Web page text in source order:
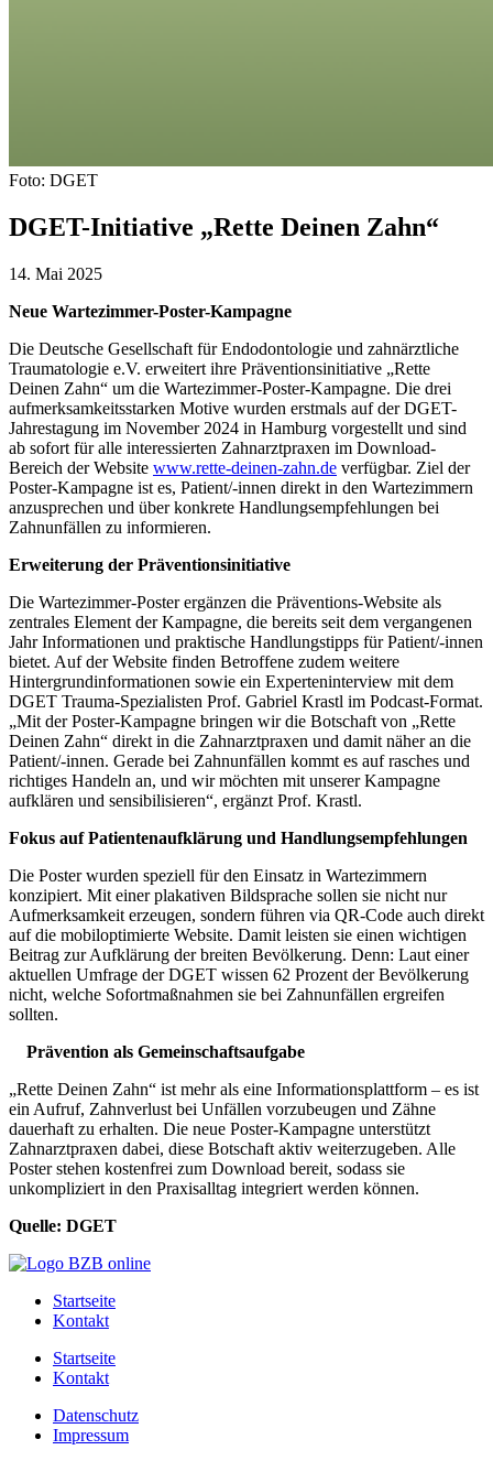
Foto: DGET
DGET-Initiative „Rette Deinen Zahn“
14. Mai 2025
Neue Wartezimmer-Poster-Kampagne
Die Deutsche Gesellschaft für Endodontologie und zahnärztliche
Traumatologie e.V. erweitert ihre Präventionsinitiative „Rette
Deinen Zahn“ um die Wartezimmer-Poster-Kampagne. Die drei
aufmerksamkeitsstarken Motive wurden erstmals auf der DGET-
Jahrestagung im November 2024 in Hamburg vorgestellt und sind
ab sofort für alle interessierten Zahnarztpraxen im Download-
Bereich der Website www.rette-deinen-zahn.de verfügbar. Ziel der
Poster-Kampagne ist es, Patient/-innen direkt in den Wartezimmern
anzusprechen und über konkrete Handlungsempfehlungen bei
Zahnunfällen zu informieren.
Erweiterung der Präventionsinitiative
Die Wartezimmer-Poster ergänzen die Präventions-Website als
zentrales Element der Kampagne, die bereits seit dem vergangenen
Jahr Informationen und praktische Handlungstipps für Patient/-innen
bietet. Auf der Website finden Betroffene zudem weitere
Hintergrundinformationen sowie ein Experteninterview mit dem
DGET Trauma-Spezialisten Prof. Gabriel Krastl im Podcast-Format.
„Mit der Poster-Kampagne bringen wir die Botschaft von „Rette
Deinen Zahn“ direkt in die Zahnarztpraxen und damit näher an die
Patient/-innen. Gerade bei Zahnunfällen kommt es auf rasches und
richtiges Handeln an, und wir möchten mit unserer Kampagne
aufklären und sensibilisieren“, ergänzt Prof. Krastl.
Fokus auf Patientenaufklärung und Handlungsempfehlungen
Die Poster wurden speziell für den Einsatz in Wartezimmern
konzipiert. Mit einer plakativen Bildsprache sollen sie nicht nur
Aufmerksamkeit erzeugen, sondern führen via QR-Code auch direkt
auf die mobiloptimierte Website. Damit leisten sie einen wichtigen
Beitrag zur Aufklärung der breiten Bevölkerung. Denn: Laut einer
aktuellen Umfrage der DGET wissen 62 Prozent der Bevölkerung
nicht, welche Sofortmaßnahmen sie bei Zahnunfällen ergreifen
sollten.
Prävention als Gemeinschaftsaufgabe
„Rette Deinen Zahn“ ist mehr als eine Informationsplattform – es ist
ein Aufruf, Zahnverlust bei Unfällen vorzubeugen und Zähne
dauerhaft zu erhalten. Die neue Poster-Kampagne unterstützt
Zahnarztpraxen dabei, diese Botschaft aktiv weiterzugeben. Alle
Poster stehen kostenfrei zum Download bereit, sodass sie
unkompliziert in den Praxisalltag integriert werden können.
Quelle: DGET
Startseite
Kontakt
Startseite
Kontakt
Datenschutz
Impressum